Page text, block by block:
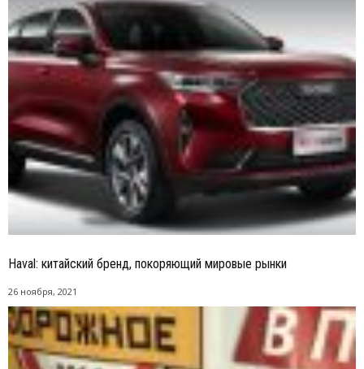
Haval: китайский бренд, покоряющий мировые рынки
26 ноября, 2021